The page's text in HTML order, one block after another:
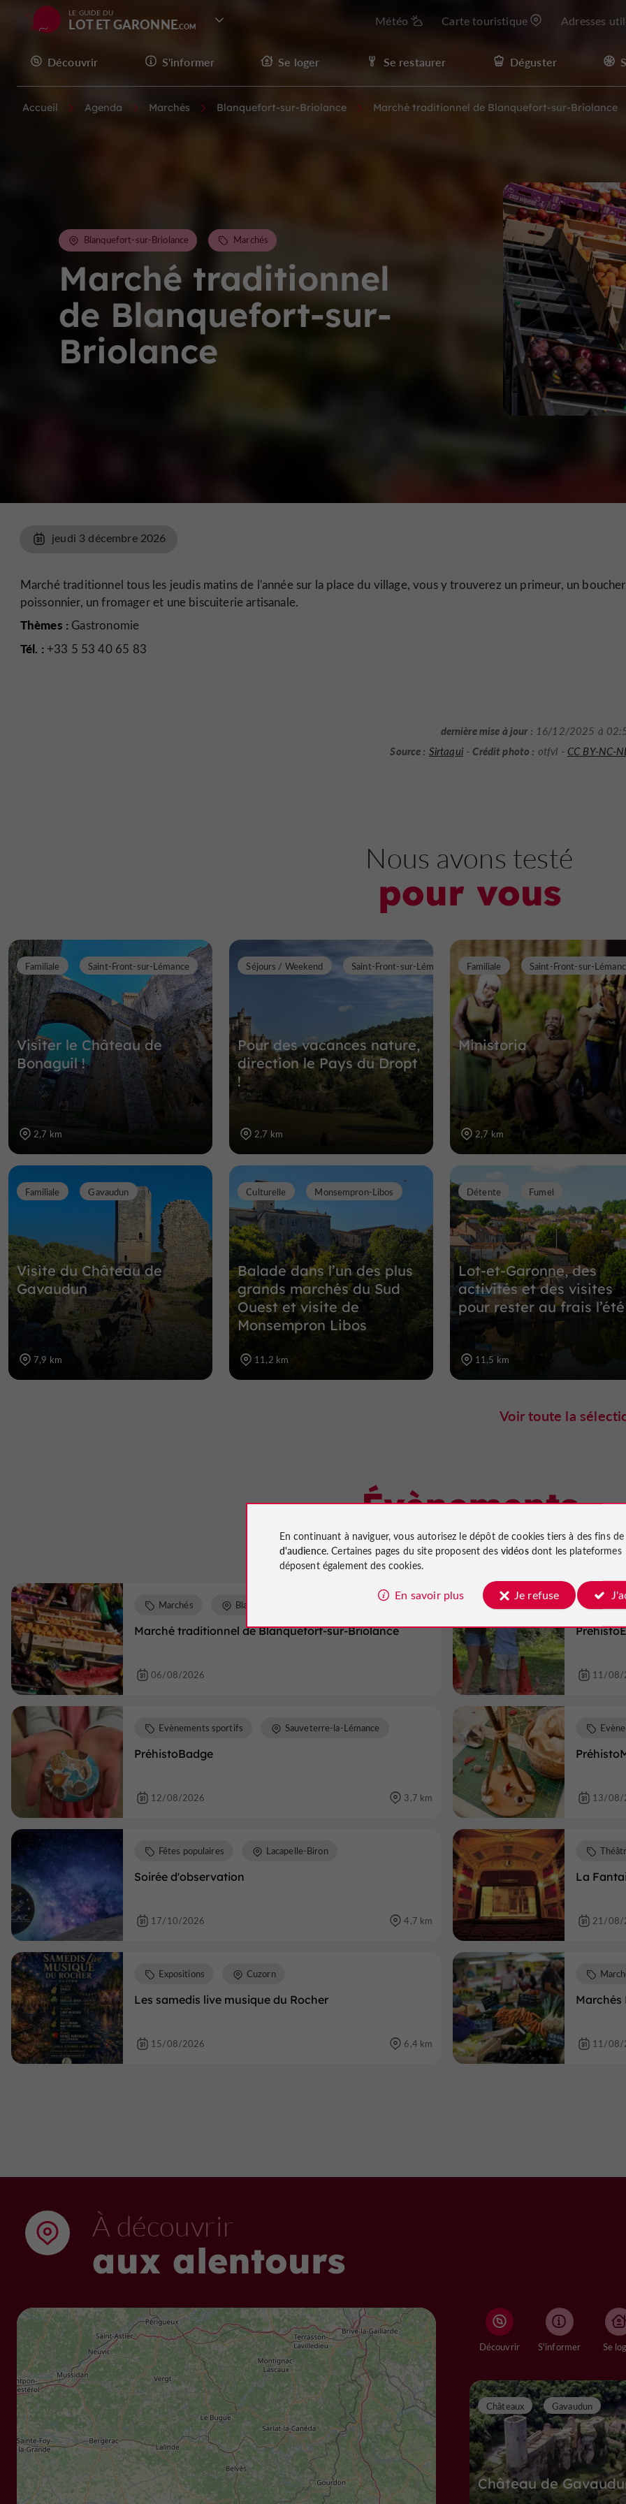
LE GUIDE DU
LOT ET GARONNE Météo Carte touristique Adresses
Découvrir S'informer Se loger Se restaurer Déguster
Accueil Agenda Marchés Blanquefort-sur-Briolance Marché traditionnel de Blanquefort-sur-Briolance
Marché traditionnel
de Blanquefort-sur-
Briolance
Blanquefort-sur-Briolance Marchés
jeudi 3 décembre 2026
Marché traditionnel tous les jeudis matins de l'année sur la place du village, vous y trouverez un primeur, un
poissonnier, un fromager et une biscuiterie artisanale.
Thèmes : Gastronomie
Tél. :+33 5 53 40 65 83
dernière mise à jour : 16/12/2025 à
Source : Sirtaqui-Crédit photo : otfvl - CC BY-NC-
Nous avons testé
pour vous
Visiter le Château de
Bonaguil !
Familiale Saint-Front-sur-Lémance
2,7 km
Pour des vacances nature,
direction le Pays du Dropt
!
Séjours / Weekend Saint-Front-sur-Lémance
2,7 km
Ministoria
Familiale Saint-Front-sur-
2,7 km
Visite du Château de
Gavaudun
Familiale Gavaudun
7,9 km
Balade dans l’un des plus
grands marchés du Sud
Ouest et visite de
Monsempron Libos
Culturelle Monsempron-Libos
11,2 km
Lot-et-Garonne, des
activités et des visites
pour rester au frais l’été
Détente Fumel
11,5 km
Voir toute la
Évènements
à proximité
Marché traditionnel de Blanquefort-sur-Briolance
Marchés Blanquefort-sur-Briolance
06/08/2026 11/08/
PréhistoBadge
Evènements sportifs Sauveterre-la-Lémance
12/08/2026 3,7 km 13/08/
Soirée d'observation
Fêtes populaires Lacapelle-Biron
17/10/2026 4,7 km
La
21/08/
Les samedis live musique du Rocher
Expositions Cuzorn
15/08/2026 6,4 km
Marchés
11/08/
À découvrir
aux alentours
Découvrir S'informer Se
Château de
Châteaux Gavaudun
En continuant à naviguer, vous autorisez le dépôt de cookies tiers à des fins
d'audience. Certaines pages du site proposent des vidéosdont les plateformes
déposent également des cookies.
En savoir plus Je refuse